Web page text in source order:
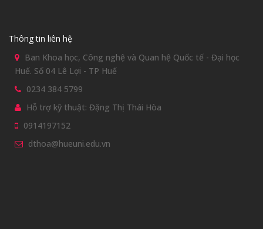
Thông tin liên hệ
Ban Khoa học, Công nghệ và Quan hệ Quốc tế - Đại học
Huế. Số 04 Lê Lợi - TP Huế
0234 384 5799
Hỗ trợ kỹ thuật: Đặng Thị Thái Hòa
0914197152
dthoa@hueuni.edu.vn